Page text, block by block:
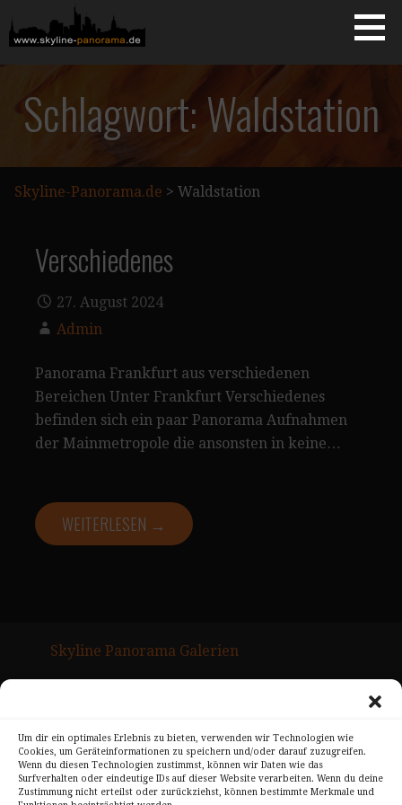
Um dir ein optimales Erlebnis zu bieten, verwenden wir Technologien wie
Cookies, um Geräteinformationen zu speichern und/oder darauf zuzugreifen.
Wenn du diesen Technologien zustimmst, können wir Daten wie das
Surfverhalten oder eindeutige IDs auf dieser Website verarbeiten. Wenn du deine
Zustimmung nicht erteilst oder zurückziehst, können bestimmte Merkmale und
Inhalt
springen
SKYLINE-PANORAMA.DE
Schlagwort: Waldstation
Skyline-Panorama.de > Waldstation
Verschiedenes
27. August 2024
Admin
Panorama Frankfurt aus verschiedenen
Bereichen Unter Frankfurt Verschiedenes
befinden sich ein paar Panorama Aufnahmen
der Mainmetropole die ansonsten in keine…
WEITERLESEN →
Skyline Panorama Galerien
Kontakt
Alle Bilder unterliegen dem Urheberrecht von